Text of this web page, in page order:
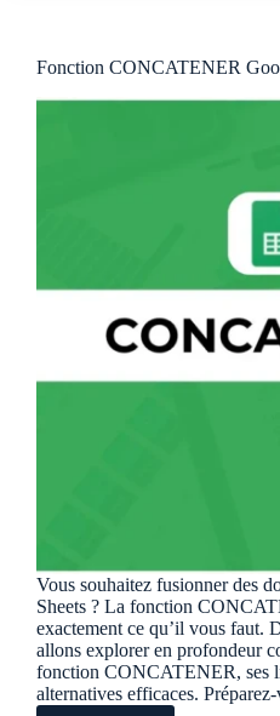
Fonction CONCATENER
Vous souhaitez fusionner des
Sheets ? La fonction
exactement ce qu’il vous faut.
allons explorer en profondeur
fonction CONCATENER, ses
alternatives efficaces.